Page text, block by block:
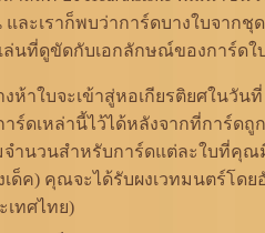
ละเราก็พบว่าการ์ดบางใบจาก
ล่นที่ดูขัดกับเอกลักษณ์ของการ์ด
งห้าใบจะเข้าสู่หอเกียรติยศในวั
าร์ดเหล่านี้ไว้ได้หลังจากที่การ์ดถู
จำนวนสำหรับการ์ดแต่ละใบที่คุ
เด็ค) คุณจะได้รับผงเวทมนตร์โด
เทศไทย)